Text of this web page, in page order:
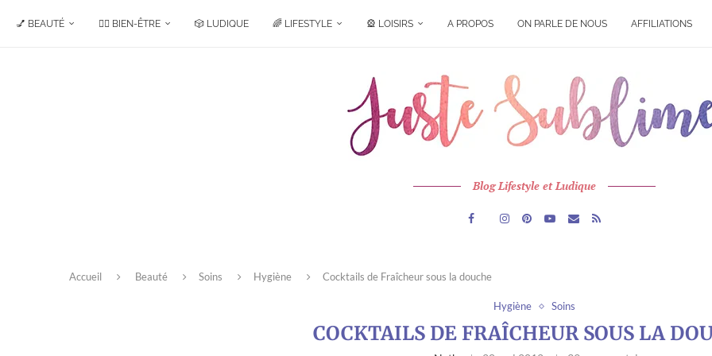
💅 BEAUTÉ 🧘‍♀️ BIEN-ÊTRE 🎲 LUDIQUE 🌈 LIFESTYLE 🎡 LOISIRS A PROPOS ON PARLE DE NOUS AFFILIATIONS
Blog Lifestyle et Ludique
Accueil Beauté Soins Hygiène Cocktails de Fraîcheur sous la douche
Hygiène Soins
COCKTAILS DE FRAÎCHEUR SOUS LA